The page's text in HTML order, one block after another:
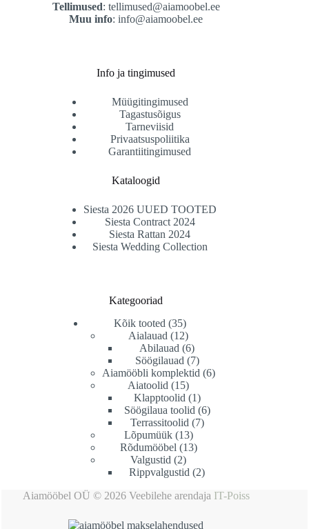
Tellimused: tellimused@aiamoobel.ee
Muu info:info@aiamoobel.ee
Info ja tingimused
Müügitingimused
Tagastusõigus
Tarneviisid
Privaatsuspoliitika
Garantiitingimused
Kataloogid
Siesta 2026 UUED TOOTED
Siesta Contract 2024
Siesta Rattan 2024
Siesta Wedding Collection
Kategooriad
Kõik tooted 3535
toodet
Aialauad 1212
toodet
Abilauad 66
toodet
Söögilauad 77
toodet
Aiamööbli komplektid 66
Aiatoolid 1515
toodet
Klapptoolid 11
toode
Söögilaua toolid 66
Terrassitoolid 77
Lõpumüük 1313
toodet
Rõdumööbel 1313
Valgustid 22
toodet
Rippvalgustid 22
Aiamööbel OÜ © 2026 Veebilehe arendaja IT-Poiss